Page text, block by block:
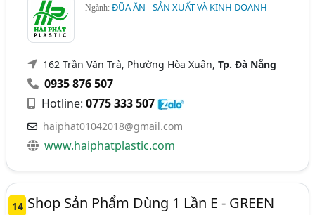
Ngành:ĐŨA ĂN - SẢN XUẤT VÀ KINH DOANH
162 Trần Văn Trà, Phường Hòa Xuân,Tp. Đà Nẵng
0935 876 507
Hotline:0775 333 507
haiphat01042018@gmail.com
www.haiphatplastic.com
14 Shop Sản Phẩm Dùng 1 Lần E - GREEN